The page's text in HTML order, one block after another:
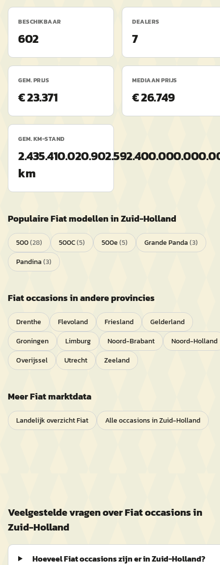
BESCHIKBAAR
602
DEALERS
7
GEM. PRIJS
€ 23.371
MEDIAAN PRIJS
€ 26.749
GEM. KM-STAND
km
PopulaireFiatmodellen inZuid-Holland
500(28) 500C(5) 500e(5) Grande Panda(3)
Pandina(3)
Fiatoccasions in andere provincies
Drenthe Flevoland Friesland
Gelderland
Groningen
Limburg Noord-Brabant
Noord-Holland
Overijssel
Utrecht Zeeland
MeerFiatmarktdata
Landelijk overzichtFiat Alle occasions inZuid-Holland
Veelgestelde vragen overFiatoccasions in
Zuid-Holland
Hoeveel Fiat occasions zijn er in Zuid-Holland?